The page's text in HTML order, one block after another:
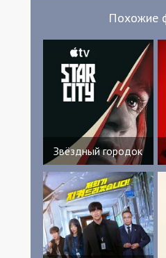
Похожие
Звёздный городок